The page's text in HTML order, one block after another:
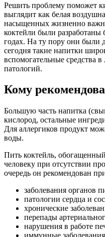
Решить проблему поможет
выглядит как белая
насыщенных жизненно
коктейли были разработаны
годах. На ту пору они
сегодня такие напитки
вспомогательные средства
патологий.
Кому
Большую часть напитка
кислород, остальные
Для аллергиков продукт
воды.
Пить коктейль,
человеку при отсутствии
очередь он рекомендован
заболевания органов
патологии сердца и
хронические
перепады
нарушения в работе